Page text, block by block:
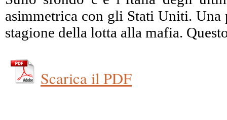
asimmetrica con gli Stati Uniti. Una
stagione della lotta alla mafia.
Scarica il PDF